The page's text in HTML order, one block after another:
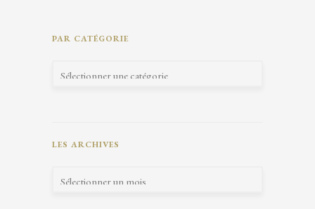
PAR CATÉGORIE
LES ARCHIVES